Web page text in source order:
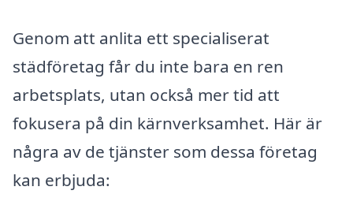
Genom att anlita ett specialiserat
städföretag får du inte bara en ren
arbetsplats, utan också mer tid att
fokusera på din kärnverksamhet. Här är
några av de tjänster som dessa företag
kan erbjuda: